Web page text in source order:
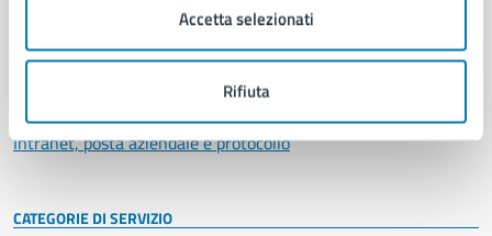
Accetta selezionati
Rifiuta
Politici
Documenti e dati
Intranet, posta aziendale e protocollo
CATEGORIE DI SERVIZIO